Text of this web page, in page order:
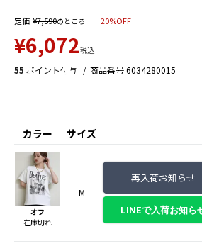
定価 ¥7,590のところ 20%OFF
¥6,072税込
55 ポイント付与 商品番号6034280015
サイズ
カラー
オフ
在庫切れ
M
再入荷お知らせ